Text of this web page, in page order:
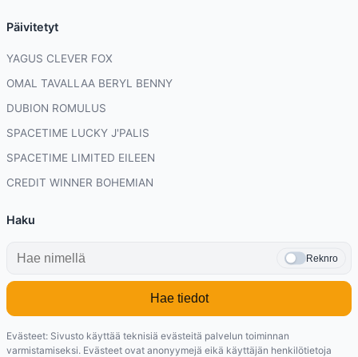
Päivitetyt
YAGUS CLEVER FOX
OMAL TAVALLAA BERYL BENNY
DUBION ROMULUS
SPACETIME LUCKY J'PALIS
SPACETIME LIMITED EILEEN
CREDIT WINNER BOHEMIAN
Haku
Reknro
Hae tiedot
Evästeet: Sivusto käyttää teknisiä evästeitä palvelun toiminnan
varmistamiseksi. Evästeet ovat anonyymejä eikä käyttäjän henkilötietoja